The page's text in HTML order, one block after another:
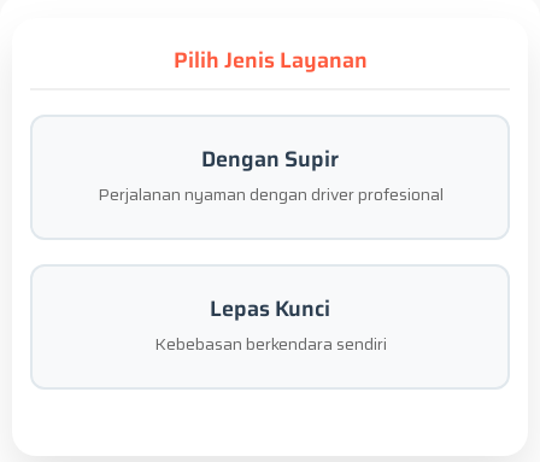
Pilih Jenis Layanan
Dengan Supir
Perjalanan nyaman dengan driver profesional
Lepas Kunci
Kebebasan berkendara sendiri